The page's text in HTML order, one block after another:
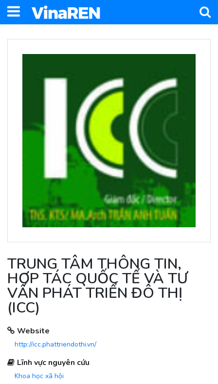
TRUNG TÂM THÔNG TIN,
HỢP TÁC QUỐC TẾ VÀ TƯ
VẤN PHÁT TRIỂN ĐÔ THỊ
(ICC)
Website
http://icc.phattriendothi.vn/
Lĩnh vực nguyên cứu
Khoa học xã hội